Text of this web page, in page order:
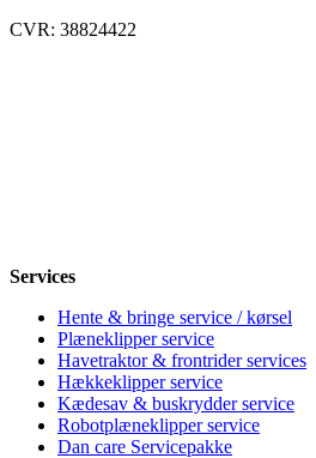
CVR: 38824422
Services
Hente & bringe service / kørsel
Plæneklipper service
Havetraktor & frontrider services
Hækkeklipper service
Kædesav & buskrydder service
Robotplæneklipper service
Dan care Servicepakke